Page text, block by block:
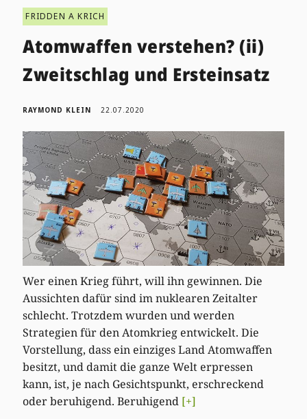
FRIDDEN A KRICH
Atomwaffen verstehen? (ii)
Zweitschlag und Ersteinsatz
RAYMOND KLEIN 22.07.2020
Wer einen Krieg führt, will ihn gewinnen. Die
Aussichten dafür sind im nuklearen Zeitalter
schlecht. Trotzdem wurden und werden
Strategien für den Atomkrieg entwickelt. Die
Vorstellung, dass ein einziges Land Atomwaffen
besitzt, und damit die ganze Welt erpressen
kann, ist, je nach Gesichtspunkt, erschreckend
oder beruhigend. Beruhigend [+]